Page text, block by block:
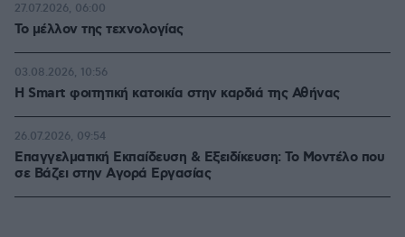
Το μέλλον της τεχνολογίας
27.07.2026, 06:00
Η Smart φοιτητική κατοικία στην καρδιά της Αθήνας
03.08.2026, 10:56
Επαγγελματική Εκπαίδευση & Εξειδίκευση: Το Mοντέλο που
σε Bάζει στην Aγορά Eργασίας
26.07.2026, 09:54